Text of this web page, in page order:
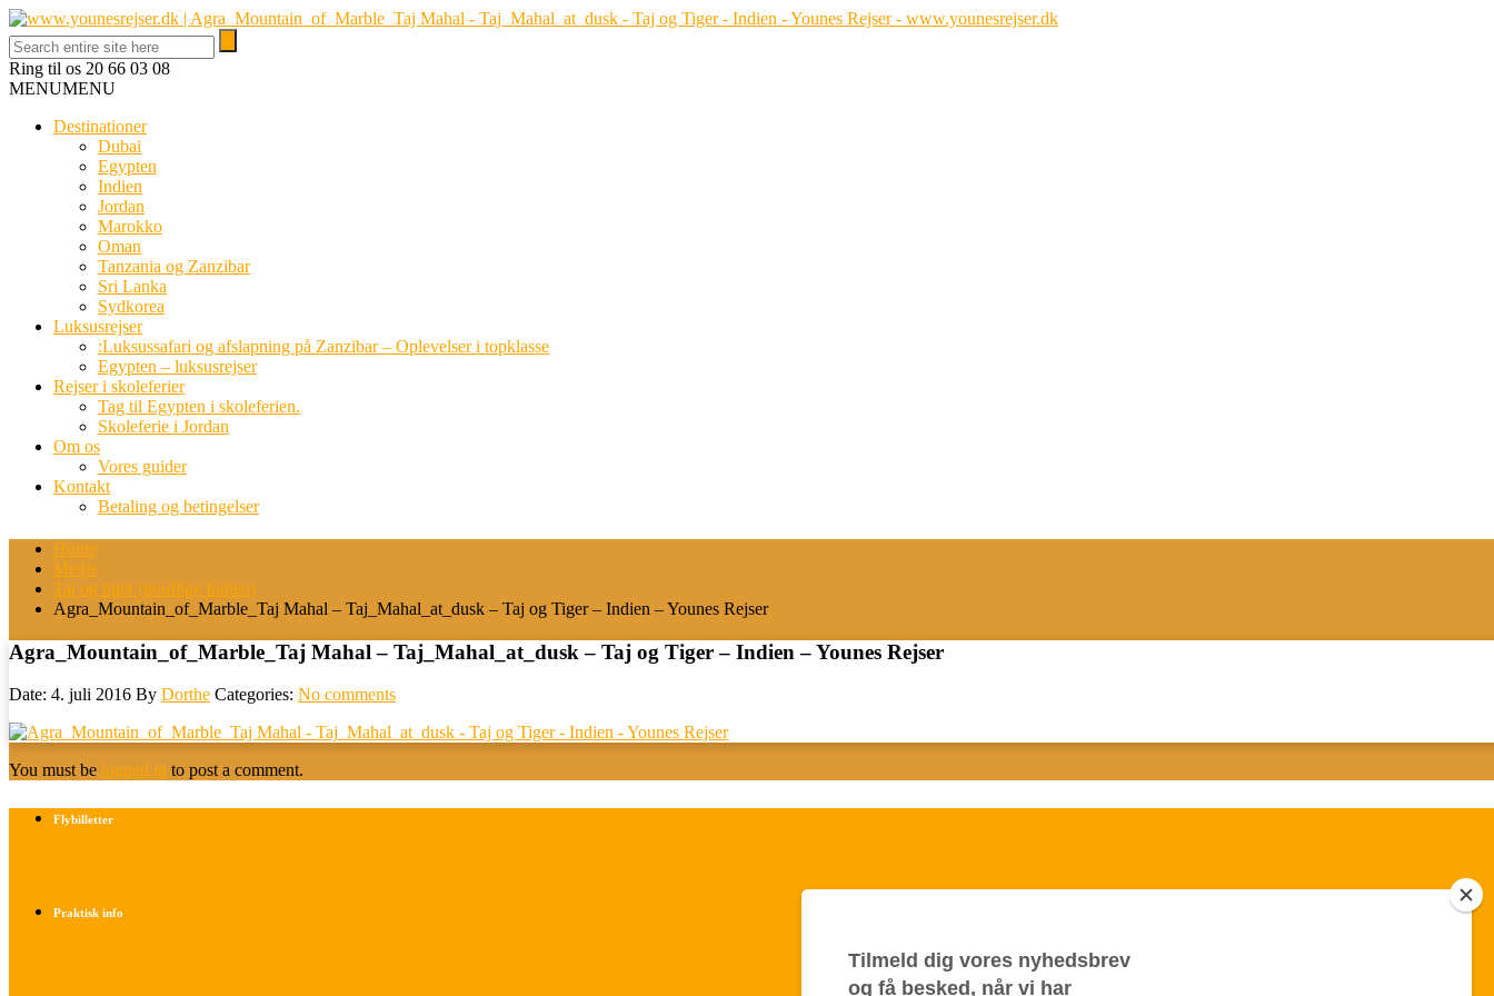
Ring til os 20 66 03 08
MENUMENU
Destinationer
Dubai
Egypten
Indien
Jordan
Marokko
Oman
Tanzania og Zanzibar
Sri Lanka
Sydkorea
Luksusrejser
:Luksussafari og afslapning på Zanzibar – Oplevelser i topklasse
Egypten – luksusrejser
Rejser i skoleferier
Tag til Egypten i skoleferien.
Skoleferie i Jordan
Om os
Vores guider
Kontakt
Betaling og betingelser
Home
Medie
Taj og tiger (nordlige Indien)
Agra_Mountain_of_Marble_Taj Mahal – Taj_Mahal_at_dusk – Taj og Tiger – Indien – Younes Rejser
Agra_Mountain_of_Marble_Taj Mahal – Taj_Mahal_at_dusk – Taj og Tiger – Indien – Younes Rejser
Date: 4. juli 2016 By Dorthe Categories: No comments
You must be logged in to post a comment.
Flybilletter
Praktisk info